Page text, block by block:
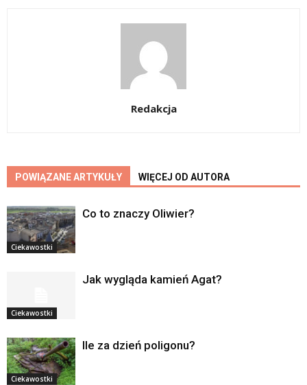
Redakcja
POWIĄZANE ARTYKUŁY WIĘCEJ OD AUTORA
Ciekawostki
Co to znaczy Oliwier?
Ciekawostki
Jak wygląda kamień Agat?
Ciekawostki
Ile za dzień poligonu?